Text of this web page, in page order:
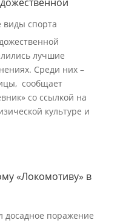
виды спорта
лучшие
Среди них –
сообщает
со ссылкой на
культуре и
«Локомотиву» в
досадное поражение